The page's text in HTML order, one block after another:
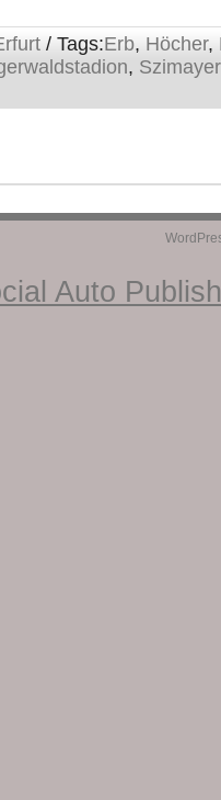
/ Tags:Erb, Höcher,
, Szimayer
Auto Publish